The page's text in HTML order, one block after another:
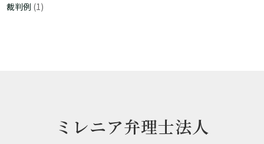
裁判例 (1)
ミレニア弁理士法人